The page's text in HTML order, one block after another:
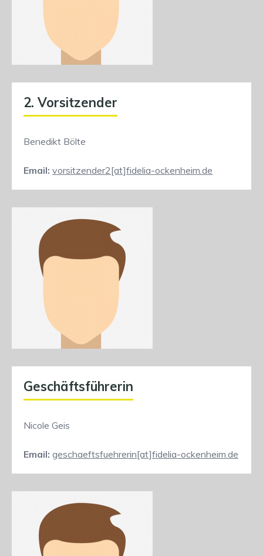
2. Vorsitzender
Benedikt Bölte
Email: vorsitzender2[at]fidelia-ockenheim.de
Geschäftsführerin
Nicole Geis
Email: geschaeftsfuehrerin[at]fidelia-ockenheim.de